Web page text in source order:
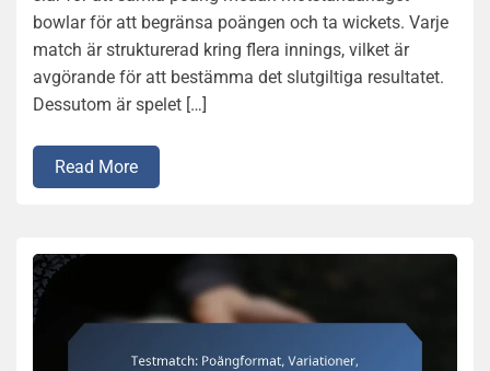
bowlar för att begränsa poängen och ta wickets. Varje
match är strukturerad kring flera innings, vilket är
avgörande för att bestämma det slutgiltiga resultatet.
Dessutom är spelet […]
Read More